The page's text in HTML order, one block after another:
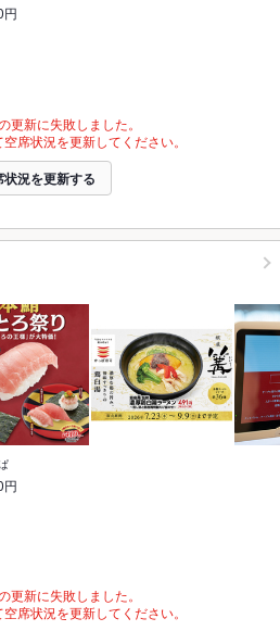
円
更新に失敗しました。
席状況を更新してください。
状況を更新する
円
更新に失敗しました。
席状況を更新してください。